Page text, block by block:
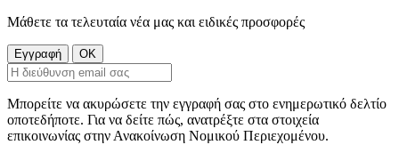
Μάθετε τα τελευταία νέα μας και ειδικές προσφορές
Μπορείτε να ακυρώσετε την εγγραφή σας στο ενημερωτικό δελτίο
οποτεδήποτε. Για να δείτε πώς, ανατρέξτε στα στοιχεία
επικοινωνίας στην Ανακοίνωση Νομικού Περιεχομένου.